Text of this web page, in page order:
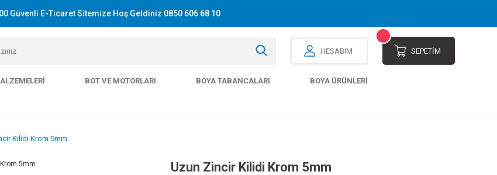
Güvenli E-Ticaret Sitemize Hoş Geldiniz 0850 606 68 10
HESABIM SEPETİM
BOT VE MOTORLARI BOYA TABANCALARI BOYA ÜRÜNLERI
Kilidi Krom 5mm
Uzun Zincir Kilidi Krom 5mm